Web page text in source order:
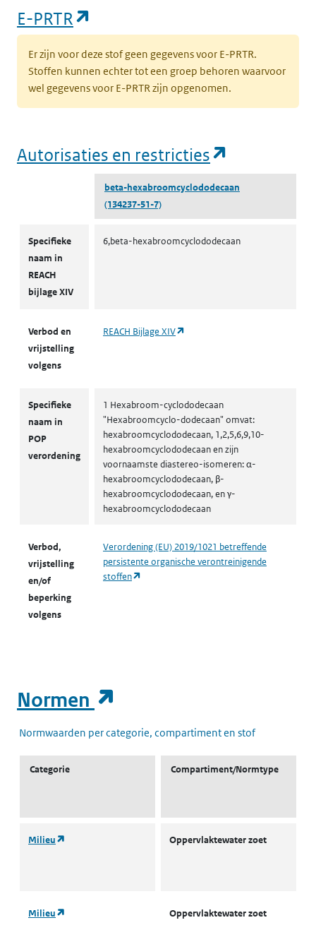
E-PRTR
Er zijn voor deze stof geen gegevens voor E-PRTR.
Stoffen kunnen echter tot een groep behoren waarvoor
wel gegevens voor E-PRTR zijn opgenomen.
Autorisaties en restricties
beta-hexabroomcyclododecaan
(134237-51-7)
Specifieke
naam in
REACH
bijlage XIV
6,beta-hexabroomcyclododecaan
Verbod en
vrijstelling
volgens
REACH Bijlage XIV
Specifieke
naam in
POP
verordening
1 Hexabroom-cyclododecaan
"Hexabroomcyclo-dodecaan" omvat:
hexabroomcyclododecaan, 1,2,5,6,9,10-
hexabroomcyclododecaan en zijn
voornaamste diastereo-isomeren: α-
hexabroomcyclododecaan, β-
hexabroomcyclododecaan, en γ-
hexabroomcyclododecaan
Verbod,
vrijstelling
en/of
beperking
volgens
Verordening (EU) 2019/1021 betreffende
persistente organische verontreinigende
stoffen
Normen
Normwaarden per categorie, compartiment en stof
Categorie Compartiment/Normtype
Milieu (opent in een nieuw tabblad)Oppervlaktewater zoet
Milieu (opent in een nieuw tabblad)Oppervlaktewater zoet